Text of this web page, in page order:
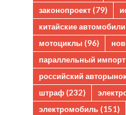
законопроект (79)
китайские автомобили
мотоциклы (96)
параллельный импорт
российский
штраф (232)
электромобиль (151)